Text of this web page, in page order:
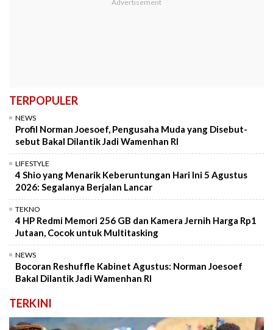
TERPOPULER
NEWS
Profil Norman Joesoef, Pengusaha Muda yang Disebut-
sebut Bakal Dilantik Jadi Wamenhan RI
LIFESTYLE
4 Shio yang Menarik Keberuntungan Hari Ini 5 Agustus
2026: Segalanya Berjalan Lancar
TEKNO
4 HP Redmi Memori 256 GB dan Kamera Jernih Harga Rp1
Jutaan, Cocok untuk Multitasking
NEWS
Bocoran Reshuffle Kabinet Agustus: Norman Joesoef
Bakal Dilantik Jadi Wamenhan RI
TERKINI